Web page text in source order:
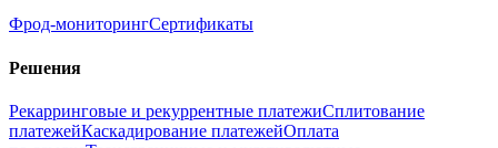
Фрод‑мониторингСертификаты
Решения
Рекарринговые и рекуррентные платежиСплитование
платежейКаскадирование платежейОплата